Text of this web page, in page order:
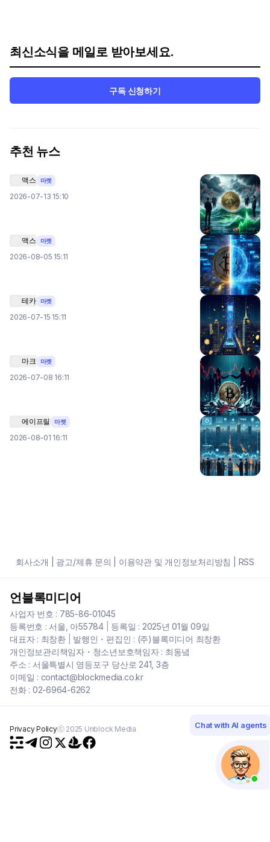
최신소식을 메일로 받아보세요.
구독 신청하기
추천 뉴스
맥스 마켓
2026-07-13 15:10
맥스 마켓
2026-08-05 15:11
테카 마켓
2026-07-15 15:11
마크 마켓
2026-07-08 16:11
에이프릴 마켓
2026-08-01 16:11
회사소개 광고/제휴 문의 이용약관 및 개인정보처리방침 RSS
언블록미디어
사업자 번호 : 785-86-01045
등록번호 : 서울, 아55784| 등록일 : 2025년 01월 09일
대표자 : 최창환| 발행인・편집인 : (주)블록미디어 최창환
개인정보관리책임자・청소년보호책임자 : 최동녘
주소 : 서울특별시 영등포구 당산로 241, 3층
이메일 : contact@blockmedia.co.kr
전화 : 02-6964-6262
Privacy Policyⓒ 2025 Unblock Media Chat with AI agents